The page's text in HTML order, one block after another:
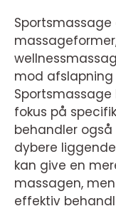
mod
fokus på
behandler
dybere
kan give en
massagen,
effektiv